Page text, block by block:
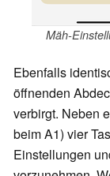
Mäh-
Ebenfalls
öffnenden
verbirgt. Neben
beim A1) vier
Einstellungen